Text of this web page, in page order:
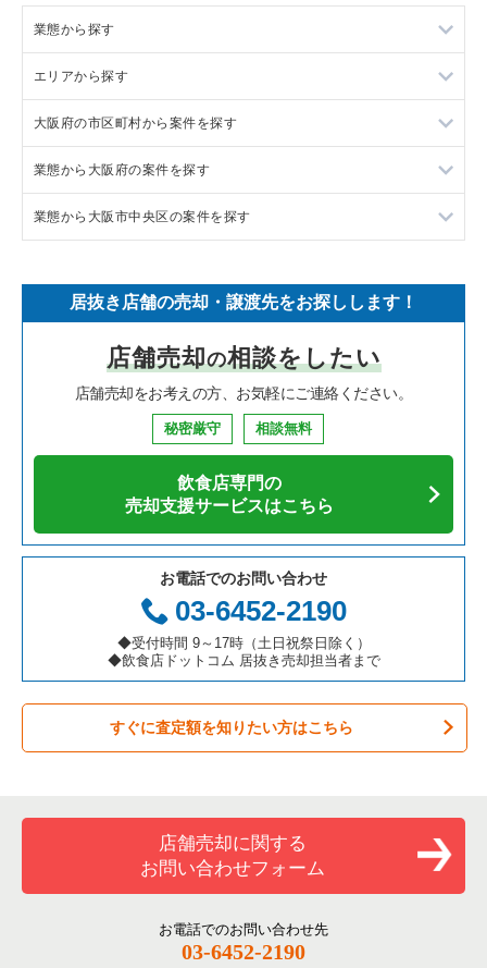
業態から探す
ラーメンの居抜き売却物件の案件一覧
フランス料理の居抜き売却物件の案件一覧
イタリア料理の居抜き売却物件の案件一覧
中華の居抜き売却物件の案件一覧
寿司の居抜き売却物件の案件一覧
焼肉の居抜き売却物件の案件一覧
鉄板焼き・お好み焼の居抜き売却物件の案件一覧
カフェの居抜き売却物件の案件一覧
テイクアウトの居抜き売却物件の案件一覧
お弁当・惣菜・デリの居抜き売却物件の案件一覧
カラオケ・パブ・スナックの居抜き売却物件の案件一覧
バーの居抜き売却物件の案件一覧
居酒屋・ダイニングバーの居抜き売却物件の案件一覧
洋食の居抜き売却物件の案件一覧
その他の居抜き売却物件の案件一覧
エリアから探す
東京23区の飲食店の居抜き売却物件の案件一覧
東京都下の飲食店の居抜き売却物件の案件一覧
千葉県の飲食店の居抜き売却物件の案件一覧
神奈川県の飲食店の居抜き売却物件の案件一覧
大阪府の飲食店の居抜き売却物件の案件一覧
兵庫県の飲食店の居抜き売却物件の案件一覧
愛知県の飲食店の居抜き売却物件の案件一覧
岐阜県の飲食店の居抜き売却物件の案件一覧
三重県の飲食店の居抜き売却物件の案件一覧
大阪府の市区町村から案件を探す
大阪市北区の飲食店の居抜き売却物件の案件一覧
大阪市中央区の飲食店の居抜き売却物件の案件一覧
堺市北区の飲食店の居抜き売却物件の案件一覧
堺市中区の飲食店の居抜き売却物件の案件一覧
大阪市西区の飲食店の居抜き売却物件の案件一覧
大阪市福島区の飲食店の居抜き売却物件の案件一覧
豊中市の飲食店の居抜き売却物件の案件一覧
大阪市都島区の飲食店の居抜き売却物件の案件一覧
大阪市阿倍野区の飲食店の居抜き売却物件の案件一覧
東大阪市の飲食店の居抜き売却物件の案件一覧
吹田市の飲食店の居抜き売却物件の案件一覧
大阪市東住吉区の飲食店の居抜き売却物件の案件一覧
門真市の飲食店の居抜き売却物件の案件一覧
業態から大阪府の案件を探す
大阪府のラーメンの居抜き売却物件の案件一覧
大阪府のイタリア料理の居抜き売却物件の案件一覧
大阪府の中華の居抜き売却物件の案件一覧
大阪府のそば・うどんの居抜き売却物件の案件一覧
大阪府の焼肉の居抜き売却物件の案件一覧
大阪府の鉄板焼き・お好み焼の居抜き売却物件の案件一覧
大阪府のアジア料理の居抜き売却物件の案件一覧
大阪府のカフェの居抜き売却物件の案件一覧
大阪府のテイクアウトの居抜き売却物件の案件一覧
大阪府のお弁当・惣菜・デリの居抜き売却物件の案件一覧
大阪府のバーの居抜き売却物件の案件一覧
大阪府の居酒屋・ダイニングバーの居抜き売却物件の案件一覧
大阪府の和食の居抜き売却物件の案件一覧
業態から大阪市中央区の案件を探す
大阪市中央区のフランス料理の居抜き売却物件の案件一覧
大阪市中央区のイタリア料理の居抜き売却物件の案件一覧
大阪市中央区の中華の居抜き売却物件の案件一覧
大阪市中央区の寿司の居抜き売却物件の案件一覧
大阪市中央区の焼肉の居抜き売却物件の案件一覧
大阪市中央区の鉄板焼き・お好み焼の居抜き売却物件の案件一
大阪市中央区のアジア料理の居抜き売却物件の案件一覧
大阪市中央区のカフェの居抜き売却物件の案件一覧
大阪市中央区のカラオケ・パブ・スナックの居抜き売却物件の
大阪市中央区のバーの居抜き売却物件の案件一覧
大阪市中央区の居酒屋・ダイニングバーの居抜き売却物件の案
大阪市中央区の和食の居抜き売却物件の案件一覧
居抜き店舗の売却・譲渡先をお探しします！
店舗売却の相談をしたい
店舗売却をお考えの方、お気軽にご連絡ください。
秘密厳守 相談無料
飲食店専門の
売却支援サービスはこちら
お電話でのお問い合わせ
03-6452-2190
◆受付時間 9～17時（土日祝祭日除く）
◆飲食店ドットコム 居抜き売却担当者まで
すぐに査定額を知りたい方はこちら
店舗売却に関する
お問い合わせフォーム
お電話でのお問い合わせ先
03-6452-2190